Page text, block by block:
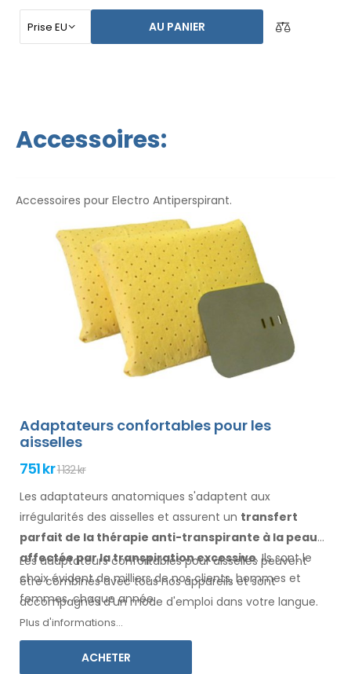
AU PANIER
Accessoires:
Accessoires pour Electro Antiperspirant.
Adaptateurs confortables pour les
aisselles
751 kr1 132 kr
Les adaptateurs anatomiques s'adaptent aux
irrégularités des aisselles et assurent un transfert
parfait de la thérapie anti-transpirante à la peau
affectée par la transpiration excessive. Ils sont le
choix évident de milliers de nos clients, hommes et
femmes, chaque année.
Les adaptateurs confortables pouraisselles peuvent
être combinés avectousnos appareils et sont
accompagnés d'un mode d'emploi dans votre langue.
Plus d'informations...
ACHETER